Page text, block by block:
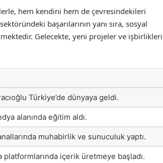
hem kendini hem de çevresindekileri
başarılarının yanı sıra, sosyal
Gelecekte, yeni projeler ve işbirlikleri
Türkiye’de dünyaya geldi.
alanında eğitim aldı.
muhabirlik ve sunuculuk yaptı.
platformlarında içerik üretmeye başladı.